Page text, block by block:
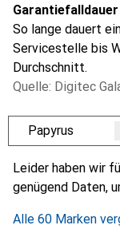
Garantiefalldauer
So lange dauert
Servicestelle bis
Durchschnitt.
Quelle: Digitec
Papyrus
Leider haben wir
genügend Daten,
Alle 60 Marken